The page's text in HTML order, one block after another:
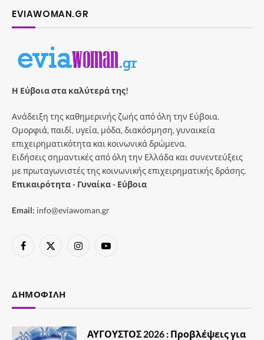
EVIAWOMAN.GR
Η Εύβοια στα καλύτερά της!
Ανάδειξη της καθημερινής ζωής από όλη την Εύβοια.
Ομορφιά, παιδί, υγεία, μόδα, διακόσμηση, γυναικεία
επιχειρηματικότητα και κοινωνικά δρώμενα.
Ειδήσεις σημαντικές από όλη την Ελλάδα και συνεντεύξεις
με πρωταγωνιστές της κοινωνικής επιχειρηματικής δράσης.
Επικαιρότητα - Γυναίκα - Εύβοια
Email: info@eviawoman.gr
Facebook
X
InstagramYouTube
ΔΗΜΟΦΙΛΉ
ΑΥΓΟΥΣΤΟΣ 2026 : Προβλέψεις για